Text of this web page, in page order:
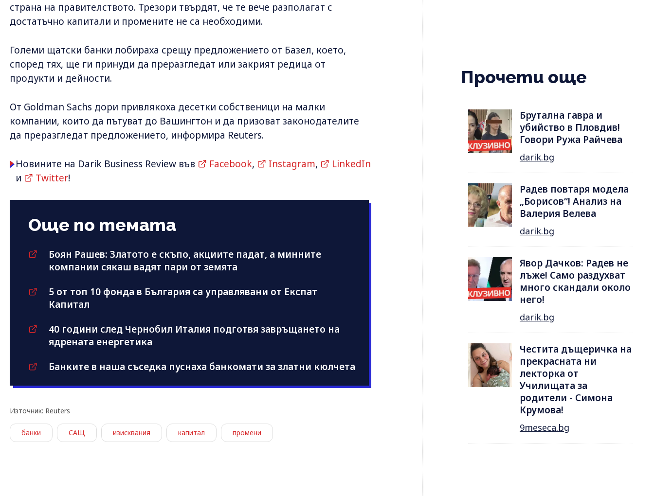
страна на правителството. Трезори твърдят, че те вече разполагат с
достатъчно капитали и промените не са необходими.
Големи щатски банки лобираха срещу предложението от Базел, което,
според тях, ще ги принуди да преразгледат или закрият редица от
продукти и дейности.
От Goldman Sachs дори привлякоха десетки собственици на малки
компании, които да пътуват до Вашингтон и да призоват законодателите
да преразгледат предложението, информира Reuters.
Новините на Darik Business Review във Facebook, Instagram,
LinkedIn
и
Twitter!
Още по темата
Боян Рашев: Златото е скъпо, акциите падат, а минните
компании сякаш вадят пари от земята
5 от топ 10 фонда в България са управлявани от Експат
Капитал
40 години след Чернобил Италия подготвя завръщането на
ядрената енергетика
Банките в наша съседка пуснаха банкомати за златни кюлчета
Източник: Reuters
банки САЩ изисквания капитал промени
Прочети още
Брутална гавра и
убийство в Пловдив!
Говори Ружа Райчева
darik.bg
Радев повтаря модела
„Борисов“! Анализ на
Валерия Велева
darik.bg
Явор Дачков: Радев не
лъже! Само раздухват
много скандали около
него!
darik.bg
Честита дъщеричка на
прекрасната ни
лекторка от
Училищата за
родители - Симона
Крумова!
9meseca.bg